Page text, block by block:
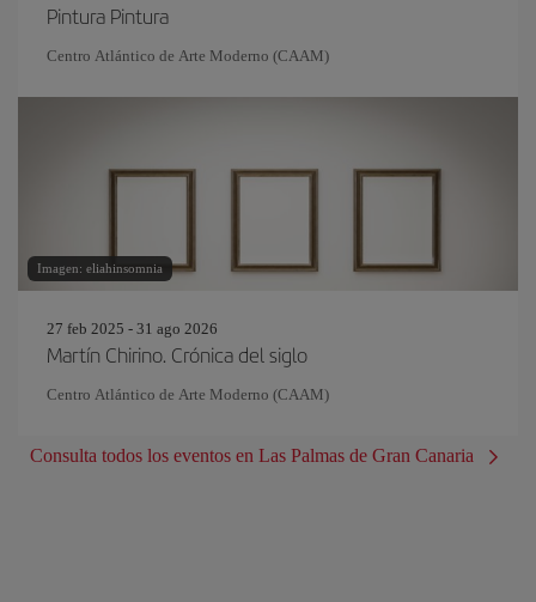
Pintura Pintura
Centro Atlántico de Arte Moderno (CAAM)
Imagen: eliahinsomnia
27 feb 2025 - 31 ago 2026
Martín Chirino. Crónica del siglo
Centro Atlántico de Arte Moderno (CAAM)
Consulta todos los eventos en Las Palmas de Gran Canaria